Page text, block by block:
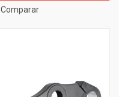
Comparar